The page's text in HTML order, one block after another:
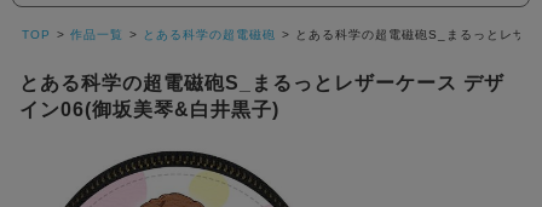
探
す
TOP 作品一覧 とある科学の超電磁砲 とある科学の超電磁砲S_まるっとレザ
とある科学の超電磁砲S_まるっとレザーケース デザ
イン06(御坂美琴&白井黒子)